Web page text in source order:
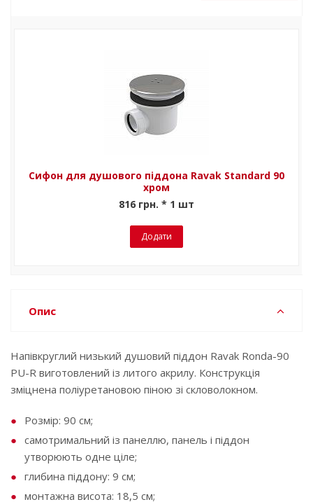
Сифон для душового піддона Ravak Standard 90
хром
816 грн. * 1 шт
Додати
Опис
Напівкруглий низький душовий піддон Ravak Ronda-90
PU-R виготовлений із литого акрилу. Конструкція
зміцнена поліуретановою піною зі скловолокном.
Розмір: 90 см;
самотримальний із панеллю, панель і піддон
утворюють одне ціле;
глибина піддону: 9 см;
монтажна висота: 18,5 см;